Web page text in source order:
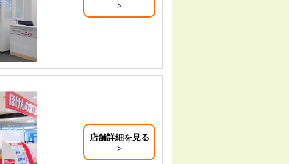
店舗詳細を見る